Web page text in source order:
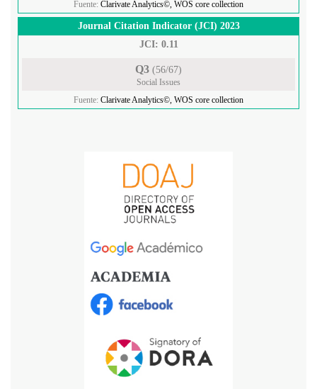
Fuente: Clarivate Analytics©, WOS core collection
Journal Citation Indicator (JCI) 2023
JCI: 0.11
Q3 (56/67)
Social Issues
Fuente: Clarivate Analytics©, WOS core collection